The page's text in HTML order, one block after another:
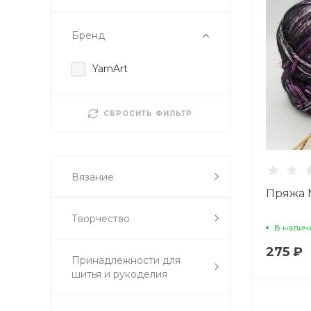
Бренд
YarnArt
СБРОСИТЬ ФИЛЬТР
Вязание
Творчество
Принадлежности для
шитья и рукоделия
Пряжа
В
275 ₽